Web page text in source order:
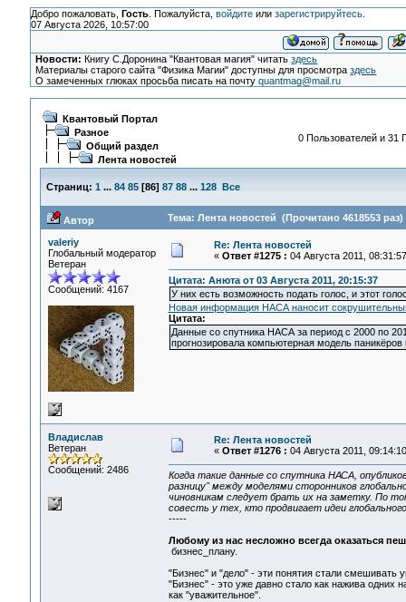
Добро пожаловать, Гость. Пожалуйста, войдитеили зарегистрируйтесь.
07 Августа 2026, 10:57:00
Новости: Книгу С.Доронина "Квантовая магия" читатьздесь
Материалы старого сайта "Физика Магии" доступны для просмотраздесь
О замеченных глюках просьба писать на почтуquantmag@mail.ru
Квантовый Портал
Разное
Общий раздел
Лента новостей
0 Пользователей и 31
Страниц: 1 ... 84 85[86] 87 88 ... 128 Все
Автор Тема: Лента новостей (Прочитано 4618553 раз)
valeriy
Глобальный модератор
Ветеран
Сообщений: 4167
Re: Лента новостей
« Ответ #1275 : 04 Августа 2011,
Цитата: Анюта от 03 Августа 2011, 20:15:37
У них есть возможность подать голос, и этот
Новая информация НАСА наносит
Цитата:
Данные со спутника НАСА за период с 2000 по
прогнозировала компьютерная модель паникёров
Владислав
Ветеран
Сообщений: 2486
Re: Лента новостей
« Ответ #1276 : 04 Августа 2011,
Когда такие данные со спутника НАСА,
разницу" между моделями сторонников
чиновникам следует брать их на заметку. По
совесть у тех, кто продвигает идеи
-----
Любому из нас несложно всегда оказаться
бизнес_плану.
"Бизнес" и "дело" - эти понятия стали смешивать
"Бизнес" - это уже давно стало как нажива одних
как "уважительное".